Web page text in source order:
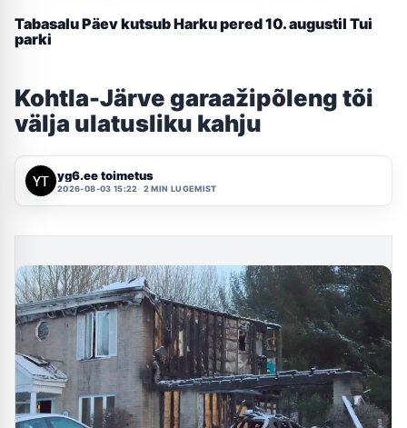
Tabasalu Päev kutsub Harku pered 10. augustil Tui
parki
Kohtla-Järve garaažipõleng tõi
välja ulatusliku kahju
yg6.ee toimetus
2026-08-03 15:22 2 MIN LUGEMIST